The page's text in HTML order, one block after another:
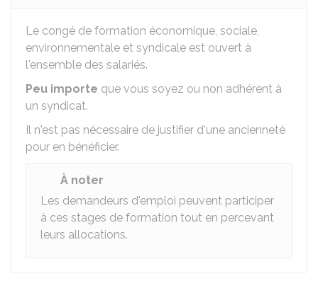
Le congé de formation économique, sociale,
environnementale et syndicale est ouvert à
l'ensemble des salariés.
Peu importe que vous soyez ou non adhérent à
un syndicat.
Il n'est pas nécessaire de justifier d'une ancienneté
pour en bénéficier.
À noter
Les demandeurs d'emploi peuvent participer
à ces stages de formation tout en percevant
leurs allocations.